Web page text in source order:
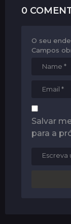
0
O seu
Campos
Salvar
para a